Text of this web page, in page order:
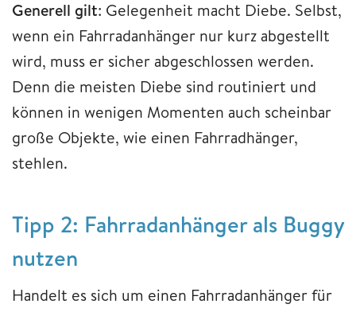
Generell gilt: Gelegenheit macht Diebe. Selbst,
wenn ein Fahrradanhänger nur kurz abgestellt
wird, muss er sicher abgeschlossen werden.
Denn die meisten Diebe sind routiniert und
können in wenigen Momenten auch scheinbar
große Objekte, wie einen Fahrradhänger,
stehlen.
Tipp 2: Fahrradanhänger als Buggy
nutzen
Handelt es sich um einen Fahrradanhänger für